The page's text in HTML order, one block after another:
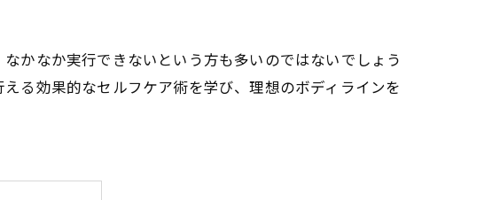
かなか実行できないという方も多いのではないでしょう
る効果的なセルフケア術を学び、理想のボディラインを